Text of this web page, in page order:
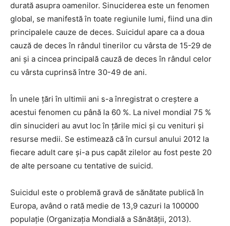
durată asupra oamenilor. Sinuciderea este un fenomen
global, se manifestă în toate regiunile lumi, fiind una din
principalele cauze de deces. Suicidul apare ca a doua
cauză de deces în rândul tinerilor cu vârsta de 15-29 de
ani și a cincea principală cauză de deces în rândul celor
cu vârsta cuprinsă între 30-49 de ani.
În unele ţări în ultimii ani s-a înregistrat o creştere a
acestui fenomen cu până la 60 %. La nivel mondial 75 %
din sinucideri au avut loc în țările mici și cu venituri și
resurse medii. Se estimează că în cursul anului 2012 la
fiecare adult care și-a pus capăt zilelor au fost peste 20
de alte persoane cu tentative de suicid.
Suicidul este o problemă gravă de sănătate publică în
Europa, având o rată medie de 13,9 cazuri la 100000
populație (Organizaţia Mondială a Sănătăţii, 2013).